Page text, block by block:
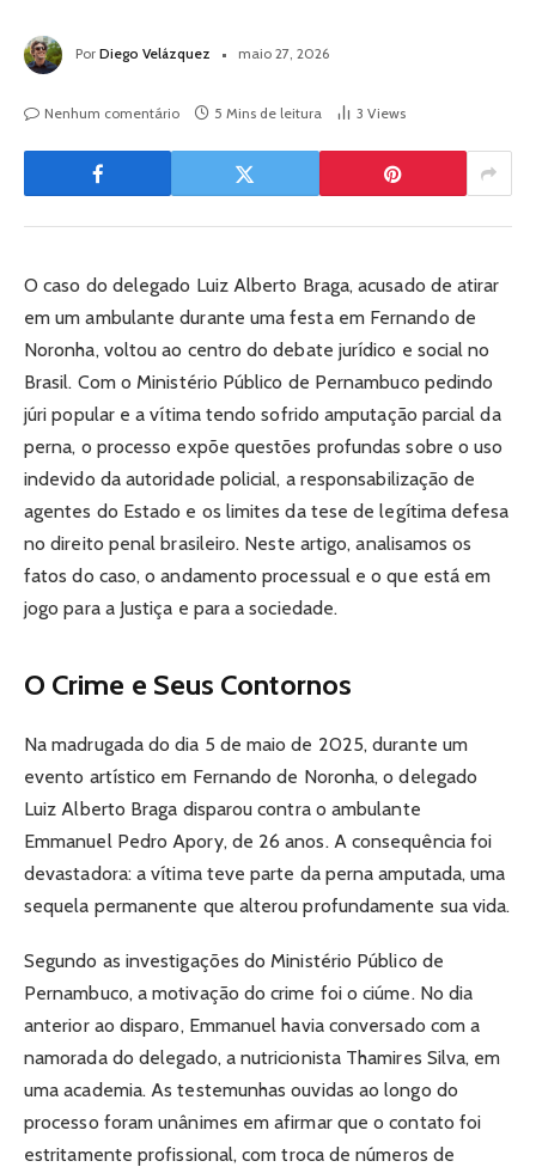
Por Diego Velázquez maio 27, 2026
Nenhum comentário 5 Mins de leitura 3 Views
O caso do delegado Luiz Alberto Braga, acusado de atirar
em um ambulante durante uma festa em Fernando de
Noronha, voltou ao centro do debate jurídico e social no
Brasil. Com o Ministério Público de Pernambuco pedindo
júri popular e a vítima tendo sofrido amputação parcial da
perna, o processo expõe questões profundas sobre o uso
indevido da autoridade policial, a responsabilização de
agentes do Estado e os limites da tese de legítima defesa
no direito penal brasileiro. Neste artigo, analisamos os
fatos do caso, o andamento processual e o que está em
jogo para a Justiça e para a sociedade.
O Crime e Seus Contornos
Na madrugada do dia 5 de maio de 2025, durante um
evento artístico em Fernando de Noronha, o delegado
Luiz Alberto Braga disparou contra o ambulante
Emmanuel Pedro Apory, de 26 anos. A consequência foi
devastadora: a vítima teve parte da perna amputada, uma
sequela permanente que alterou profundamente sua vida.
Segundo as investigações do Ministério Público de
Pernambuco, a motivação do crime foi o ciúme. No dia
anterior ao disparo, Emmanuel havia conversado com a
namorada do delegado, a nutricionista Thamires Silva, em
uma academia. As testemunhas ouvidas ao longo do
processo foram unânimes em afirmar que o contato foi
estritamente profissional, com troca de números de